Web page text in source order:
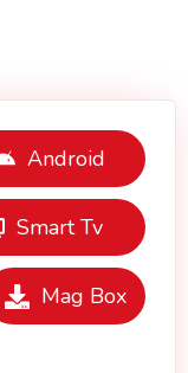
Android
Smart Tv
Mag Box